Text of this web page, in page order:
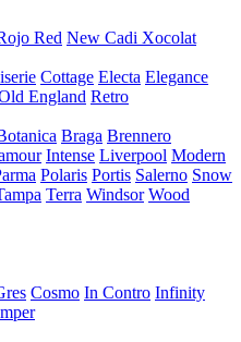
Red New Cadi Xocolat
Cottage Electa Elegance
England Retro
Braga Brennero
Intense Liverpool Modern
Polaris Portis Salerno Snow
Terra Windsor Wood
Cosmo In Contro Infinity